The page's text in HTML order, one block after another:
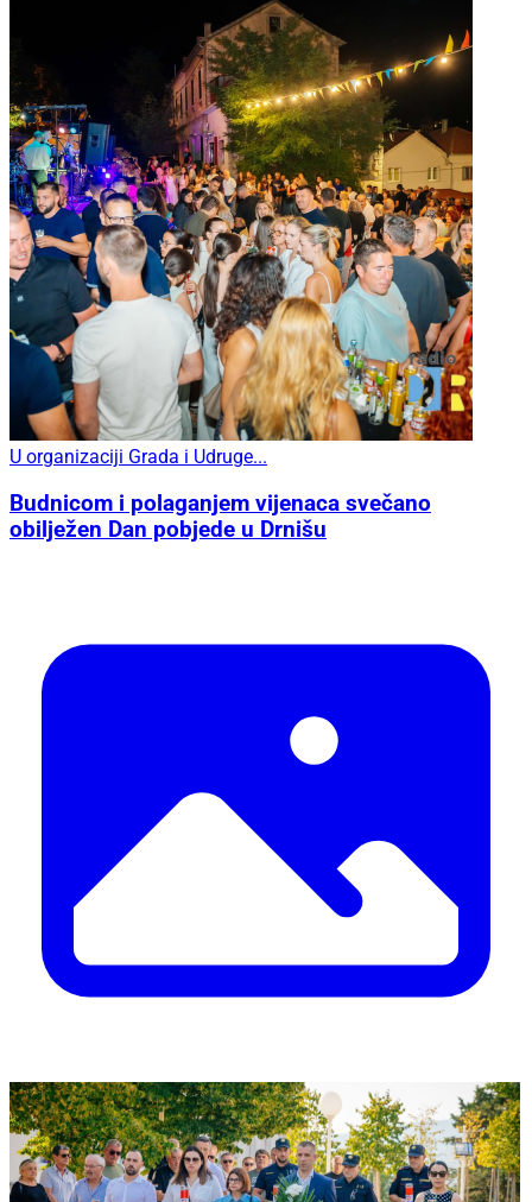
U organizaciji Grada i Udruge...
Budnicom i polaganjem vijenaca svečano
obilježen Dan pobjede u Drnišu